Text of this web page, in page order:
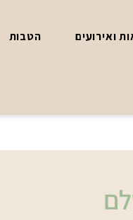
ואירועים הטבות